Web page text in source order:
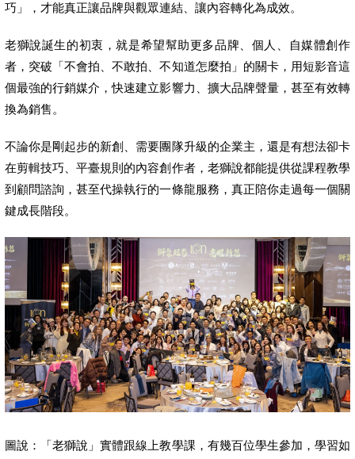
巧」，才能真正讓品牌與觀眾連結、讓內容轉化為成效。
老獅說誕生的初衷，就是希望幫助更多品牌、個人、自媒體創作
者，突破「不會拍、不敢拍、不知道怎麼拍」的關卡，用短影音這
個最強的行銷媒介，快速建立影響力、擴大品牌聲量，甚至有效轉
換為銷售。
不論你是剛起步的新創、需要團隊升級的企業主，還是有想法卻卡
在剪輯技巧、平臺規則的內容創作者，老獅說都能提供從課程教學
到顧問諮詢，甚至代操執行的一條龍服務，真正陪你走過每一個關
鍵成長階段。
圖說：「老獅說」實體跟線上教學課，有幾百位學生參加，學習如